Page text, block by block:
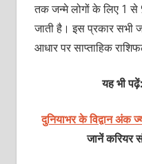
तक जन्मे लोगों के लिए 1
जाती है। इस प्रकार
आधार पर साप्ताहिक
यह भी
दुनियाभर के विद्वान अंक
जानें करियर